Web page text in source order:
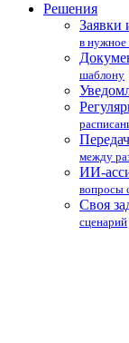
Решения
Заявки
в нужное
шаблону
между
ИИ-
Своя
сценарий